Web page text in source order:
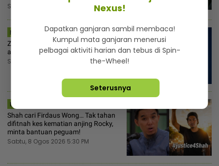
Sabtu, 8 Ogos 2026 8:00 PM
MSTAR | HIBURAN
Zulin Aziz capai berat badan 54kg,
akui cabaran untuk kekalkan
Sabtu, 8 Ogos 2026 6:00 PM
MSTAR | SEMASA
Shah cari Firdaus Wong… Tak tahan
difitnah kes kematian anjing Rocky,
minta bantuan peguam!
Sabtu, 8 Ogos 2026 5:30 PM
Nexus!
Dapatkan ganjaran sambil membaca!
Kumpul mata ganjaran menerusi
pelbagai aktiviti harian dan tebus di Spin-
the-Wheel!
Seterusnya